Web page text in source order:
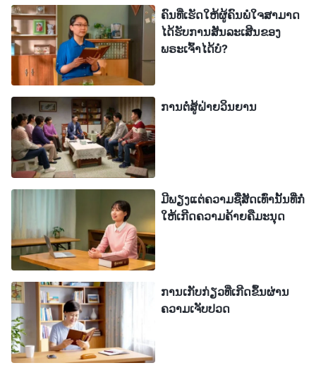
ເຈົ້າແທ້ໆທີ່ຈະສະແຫວງຫາຊີວິດ, ຊີວິດຈະສາມາດຫຼົບຫຼີກ
ເຈົ້າໄດ້ບໍ? ຖ້າເຈົ້າປາສະຈາກຊີວິດ, ນັ້ນບໍ່ແມ່ນຍ້ອນວ່າ
ຄວາມຈິງເບິ່ງຂ້າມເຈົ້າ, ແຕ່ຍ້ອນເຈົ້າຢູ່ຫ່າງຈາກຄວາມຈິງ;
ຖ້າເຈົ້າບໍ່ສາມາດຍຶດໝັ້ນໃນຄວາມຍຸຕິທຳ, ນັ້ນບໍ່ແມ່ນຍ້ອນ
ວ່າ ມີບາງສິ່ງບາງຢ່າງຜິດປົກກະຕິກັບຄວາມຍຸຕິທຳ, ແຕ່ຍ້ອນ
ເຈົ້າເຊື່ອວ່າ ມັນອອກນອກເສັ້ນແຫ່ງຄວາມຈິງ; ຖ້າເຈົ້າບໍ່ໄດ້
ຮັບຊີວິດຫຼັງຈາກທີ່ໄດ້ສະແຫວງຫາມັນເປັນເວລາຫຼາຍປີ,
ນັ້ນບໍ່ແມ່ນຍ້ອນວ່າ ຊີວິດບໍ່ມີຄວາມສຳນຶກຕໍ່ເຈົ້າ, ແຕ່ຍ້ອນວ່າ
ເຈົ້າບໍ່ມີຄວາມສຳນຶກຕໍ່ຊີວິດ ແລະ ໄດ້ຂັບໄລ່ຊີວິດນັ້ນໃຫ້
ອອກໄປ; ຖ້າເຈົ້າດຳລົງຊີວິດຢູ່ໃນແສງສະຫວ່າງ ແລະ ບໍ່
ສາມາດຮັບເອົາແສງສະຫວ່າງ, ນັ້ນບໍ່ແມ່ນຍ້ອນວ່າ ແສງ
ສະຫວ່າງບໍ່ສາມາດເຍືອງທາງໃຫ້ກັບເຈົ້າ, ແຕ່ຍ້ອນວ່າ ເຈົ້າບໍ່
ໄດ້ສົນໃຈກັບການມີຢູ່ຈິງຂອງແສງສະຫວ່າງ ແລະ ດ້ວຍເຫດ
ນັ້ນ ແສງສະຫວ່າງຈຶ່ງໄດ້ຈາກເຈົ້າໄປຢ່າງງຽບໆ. ຖ້າເຈົ້າບໍ່
ສະແຫວງຫາ, ສາມາດເວົ້າໄດ້ພຽງແຕ່ວ່າ ເຈົ້າເປັນຂີ້ເຫຍື້ອ
ທີ່ບໍ່ມີຄ່າ ແລະ ບໍ່ມີຄວາມກ້າຫານໃນຊີວິດຂອງເຈົ້າ ແລະ ບໍ່ມີ
ຄົນທີ່ເຮັດໃຫ້ຜູ້ຄົນພໍໃຈສາມາດ
ໄດ້ຮັບການສັນລະເສີນຂອງ
ພຣະເຈົ້າໄດ້ບໍ?
ການຕໍ່ສູ້ຝ່າຍວິນຍານ
ມີພຽງແຕ່ຄວາມຊື່ສັດເທົ່ານັ້ນທີ່ກໍ່
ໃຫ້ເກີດຄວາມຄ້າຍຄືມະນຸດ
ການເກັບກ່ຽວທີ່ເກີດຂຶ້ນຜ່ານ
ຄວາມເຈັບປວດ